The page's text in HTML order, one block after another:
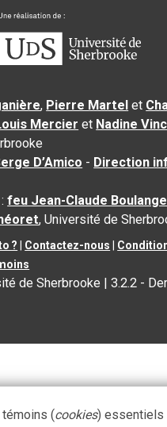
, Pierre Martel et
Mercier et Nadine
D’Amico - Direction
:feu Jean-Claude
, Université de
? Contactez-nous
de Sherbrooke |3.2.2 -
(cookies) essentiels